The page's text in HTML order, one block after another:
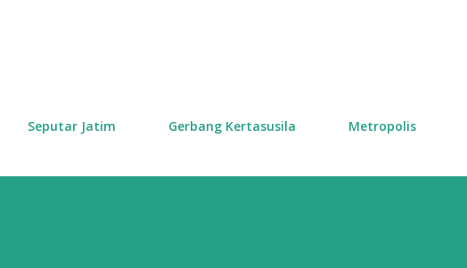
Seputar Jatim Gerbang Kertasusila Metropolis